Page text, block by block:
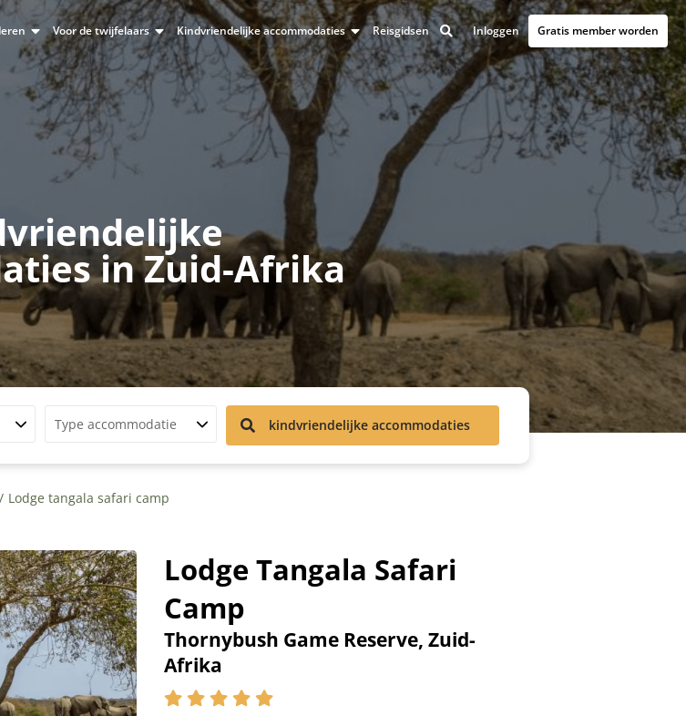
Voor de twijfelaars Kindvriendelijke accommodaties Reisgidsen Inloggen Gratis member worden
in Zuid-Afrika
Type accommodatie kindvriendelijke accommodaties
Lodge tangala safari camp
Lodge Tangala Safari
Camp
Thornybush Game Reserve, Zuid-
Afrika